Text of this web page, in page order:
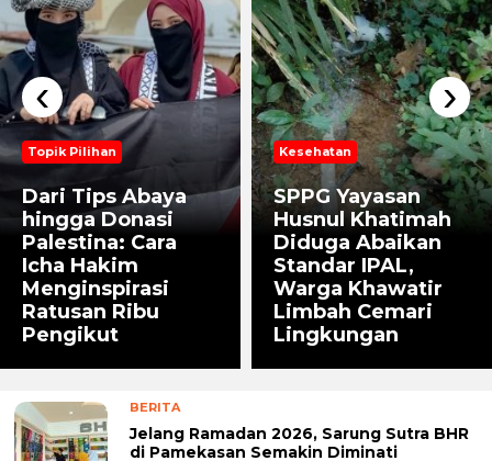
Topik Pilihan
Dari Tips Abaya
hingga Donasi
Palestina: Cara
Icha Hakim
Menginspirasi
Ratusan Ribu
Pengikut
Kesehatan
SPPG Yayasan
Husnul Khatimah
Diduga Abaikan
Standar IPAL,
Warga Khawatir
Limbah Cemari
Lingkungan
‹ ›
BERITA
Jelang Ramadan 2026, Sarung Sutra BHR
di Pamekasan Semakin Diminati